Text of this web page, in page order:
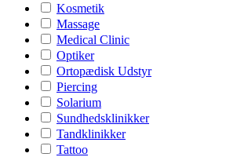
Kosmetik
Massage
Medical Clinic
Optiker
Ortopædisk Udstyr
Piercing
Solarium
Sundhedsklinikker
Tandklinikker
Tattoo